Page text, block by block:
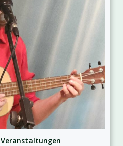
Veranstaltungen